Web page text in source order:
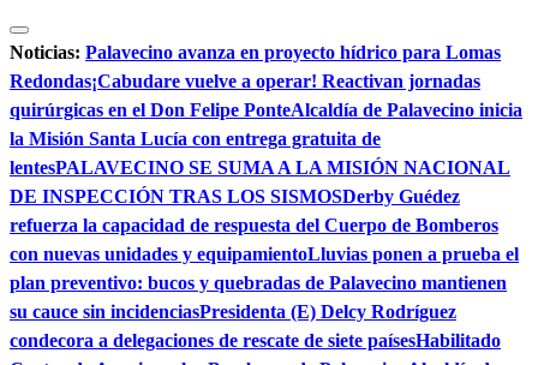
Saltar
al
contenido
Noticias: Palavecino avanza en proyecto hídrico para Lomas
Redondas¡Cabudare vuelve a operar! Reactivan jornadas
quirúrgicas en el Don Felipe PonteAlcaldía de Palavecino inicia
la Misión Santa Lucía con entrega gratuita de
lentesPALAVECINO SE SUMA A LA MISIÓN NACIONAL
DE INSPECCIÓN TRAS LOS SISMOSDerby Guédez
refuerza la capacidad de respuesta del Cuerpo de Bomberos
con nuevas unidades y equipamientoLluvias ponen a prueba el
plan preventivo: bucos y quebradas de Palavecino mantienen
su cauce sin incidenciasPresidenta (E) Delcy Rodríguez
condecora a delegaciones de rescate de siete paísesHabilitado